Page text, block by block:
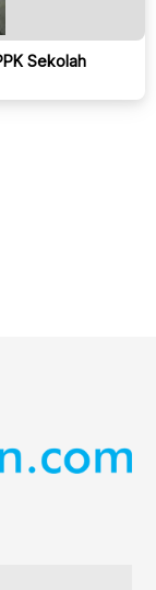
Sekolah